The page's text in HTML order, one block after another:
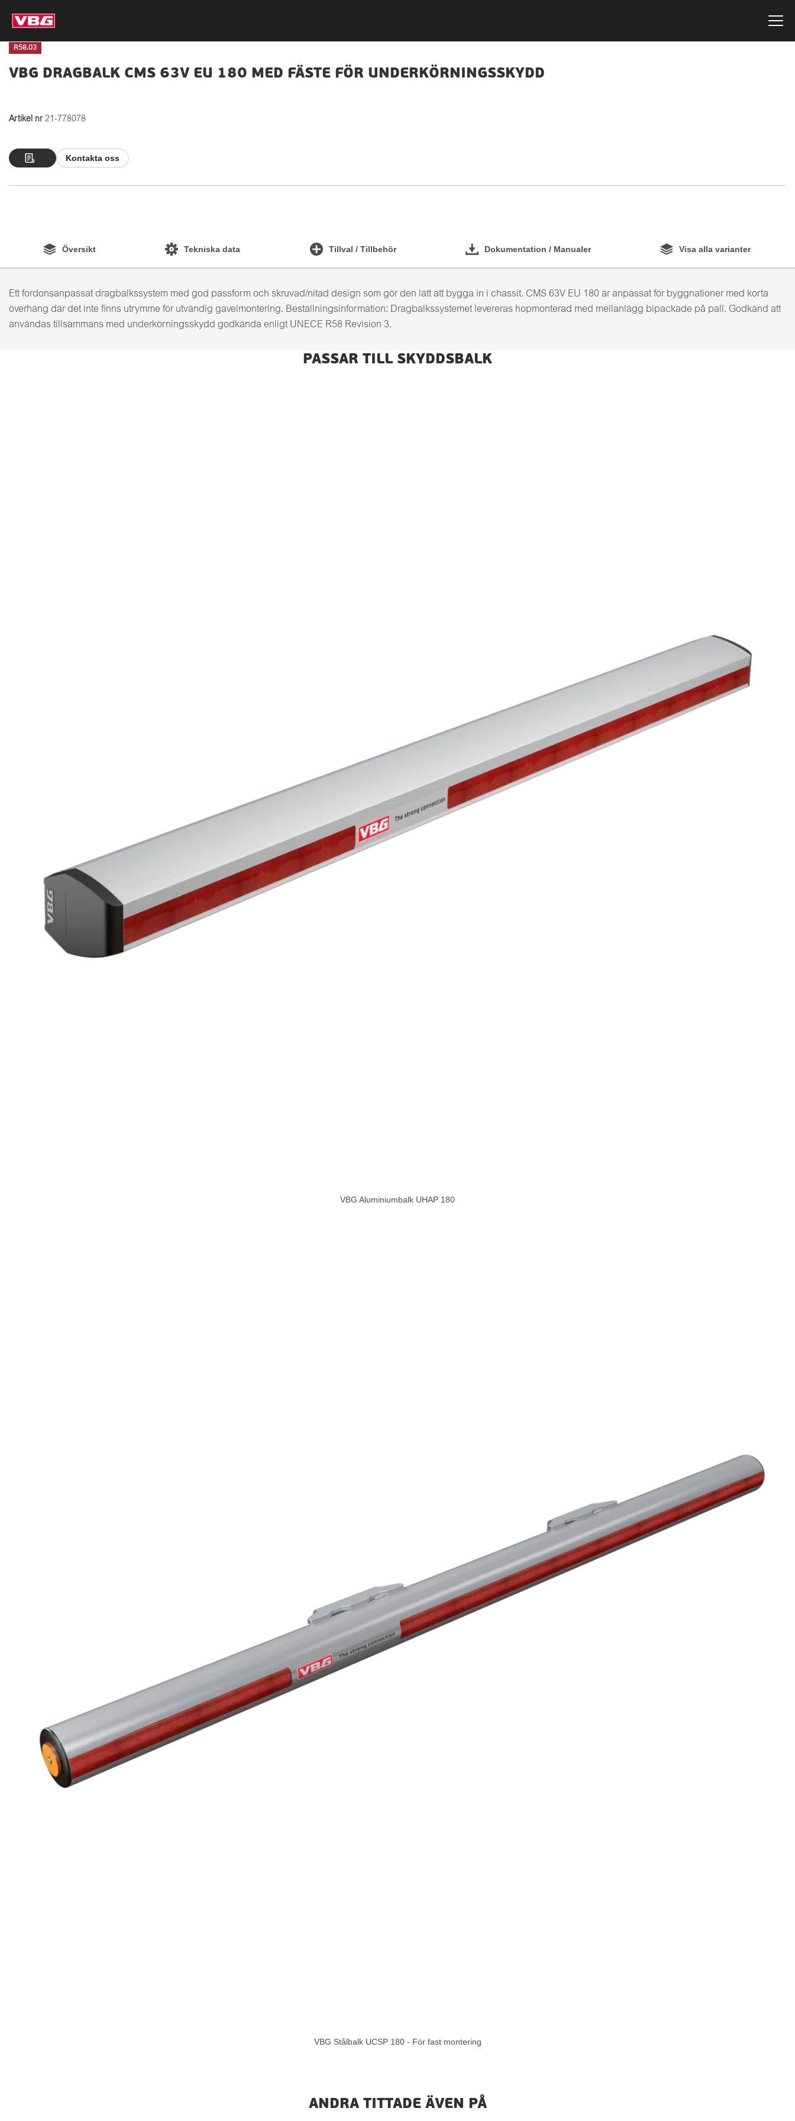
R58.03
VBG DRAGBALK CMS 63V EU 180 MED FÄSTE FÖR UNDERKÖRNINGSSKYDD
Artikel nr 21-778078
Kontakta oss
Översikt Tekniska data Tillval / Tillbehör Dokumentation / Manualer Visa alla varianter
Ett fordonsanpassat dragbalkssystem med god passform och skruvad/nitad design som gör den lätt att bygga in i chassit. CMS 63V EU 180 är anpassat för byggnationer med korta
överhäng där det inte finns utrymme för utvändig gavelmontering. Beställningsinformation: Dragbalkssystemet levereras hopmonterad med mellanlägg bipackade på pall. Godkänd att
användas tillsammans med underkörningsskydd godkända enligt UNECE R58 Revision 3.
PASSAR TILL SKYDDSBALK
VBG Aluminiumbalk UHAP 180
VBG Stålbalk UCSP 180 - För fast montering
ANDRA TITTADE ÄVEN PÅ